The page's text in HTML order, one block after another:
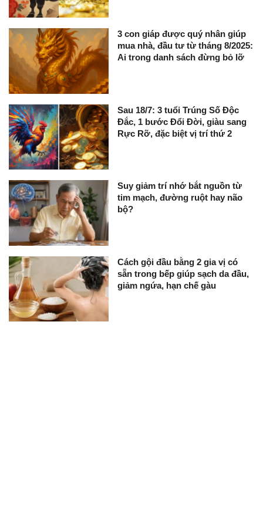
3 con giáp được quý nhân giúp
mua nhà, đầu tư từ tháng 8/2025:
Ai trong danh sách đừng bỏ lỡ
Sau 18/7: 3 tuổi Trúng Số Độc
Đắc, 1 bước Đổi Đời, giàu sang
Rực Rỡ, đặc biệt vị trí thứ 2
Suy giảm trí nhớ bắt nguồn từ
tim mạch, đường ruột hay não
bộ?
Cách gội đầu bằng 2 gia vị có
sẵn trong bếp giúp sạch da đầu,
giảm ngứa, hạn chế gàu